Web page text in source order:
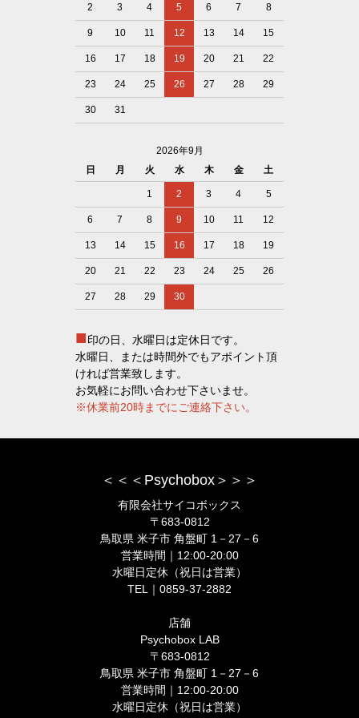
2 3 4 5 6 7 8
9 10 11 12 13 14 15
16 17 18 19 20 21 22
23 24 25 26 27 28 29
30 31
2026年9月
日
月 火 水 木 金 土
1 2 3 4 5
6 7 8 9 10 11 12
13 14 15 16 17 18 19
20 21 22 23 24 25 26
27 28 29 30
■印の日、水曜日は定休日です。
水曜日、または時間外でもアポイント頂
ければ営業致します。
お気軽にお問い合わせ下さいませ。
※休業前20時までにご連絡下さい。
＜＜＜Psychobox＞＞＞
有限会社サイコボックス
〒683-0812
鳥取県 米子市 角盤町 1－27－6
営業時間｜12:00-20:00
水曜日定休（祝日は営業）
TEL｜0859-37-2882
店舗
Psychobox LAB
〒683-0812
鳥取県 米子市 角盤町 1－27－6
営業時間｜12:00-20:00
水曜日定休（祝日は営業）